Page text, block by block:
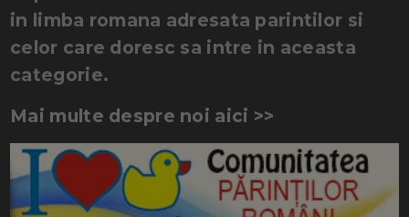
in limba romana adresata parintilor si
celor care doresc sa intre in aceasta
categorie.
Mai multe despre noi aici >>